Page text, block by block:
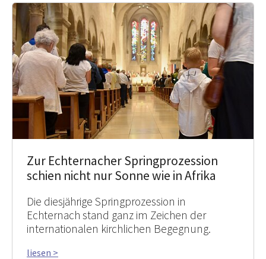
Zur Echternacher Springprozession
schien nicht nur Sonne wie in Afrika
Die diesjährige Springprozession in
Echternach stand ganz im Zeichen der
internationalen kirchlichen Begegnung.
liesen >